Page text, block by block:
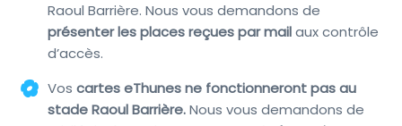
Raoul Barrière. Nous vous demandons de
présenter les places reçues par mailaux contrôle
d’accès.
Vos cartes eThunes ne fonctionneront pas au
stade Raoul Barrière.Nous vous demandons de